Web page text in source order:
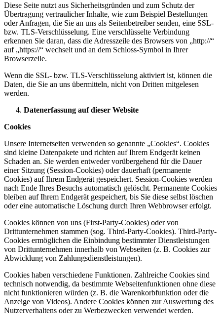
Diese Seite nutzt aus Sicherheitsgründen und zum Schutz der
Übertragung vertraulicher Inhalte, wie zum Beispiel Bestellungen
oder Anfragen, die Sie an uns als Seitenbetreiber senden, eine SSL-
bzw. TLS-Verschlüsselung. Eine verschlüsselte Verbindung
erkennen Sie daran, dass die Adresszeile des Browsers von „http://“
auf „https://“ wechselt und an dem Schloss-Symbol in Ihrer
Browserzeile.
Wenn die SSL- bzw. TLS-Verschlüsselung aktiviert ist, können die
Daten, die Sie an uns übermitteln, nicht von Dritten mitgelesen
werden.
Datenerfassung auf dieser Website
Cookies
Unsere Internetseiten verwenden so genannte „Cookies“. Cookies
sind kleine Datenpakete und richten auf Ihrem Endgerät keinen
Schaden an. Sie werden entweder vorübergehend für die Dauer
einer Sitzung (Session-Cookies) oder dauerhaft (permanente
Cookies) auf Ihrem Endgerät gespeichert. Session-Cookies werden
nach Ende Ihres Besuchs automatisch gelöscht. Permanente Cookies
bleiben auf Ihrem Endgerät gespeichert, bis Sie diese selbst löschen
oder eine automatische Löschung durch Ihren Webbrowser erfolgt.
Cookies können von uns (First-Party-Cookies) oder von
Drittunternehmen stammen (sog. Third-Party-Cookies). Third-Party-
Cookies ermöglichen die Einbindung bestimmter Dienstleistungen
von Drittunternehmen innerhalb von Webseiten (z. B. Cookies zur
Abwicklung von Zahlungsdienstleistungen).
Cookies haben verschiedene Funktionen. Zahlreiche Cookies sind
technisch notwendig, da bestimmte Webseitenfunktionen ohne diese
nicht funktionieren würden (z. B. die Warenkorbfunktion oder die
Anzeige von Videos). Andere Cookies können zur Auswertung des
Nutzerverhaltens oder zu Werbezwecken verwendet werden.